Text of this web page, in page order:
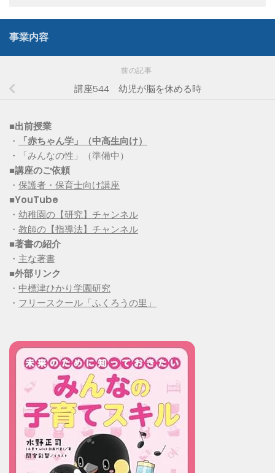
事業内容
前の記事
講座544 幼児が脳を休める時
■出前授業
・
「赤ちゃん学」（中高生向け）
・「みんなの性」（準備中）
■講座のご依頼
・ 保護者・保育士向け講座
■YouTube
・ 幼稚園の【研究】チャンネル
・ 教師の【指導法】チャンネル
■著書の紹介
・ 主な著書
■外部リンク
・ 中標津ひかり学園研究
・ フリースクール「ふくろうの里」